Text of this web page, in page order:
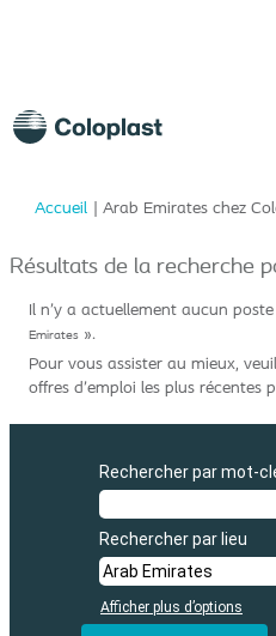
Accueil | Arab Emirates chez
Résultats de la recherche
Il n’y a actuellement aucun
Emirates ».
Pour vous assister au mieux,
offres d’emploi les plus récentes
Rechercher par mot-
Rechercher par lieu
Afficher plus d’options